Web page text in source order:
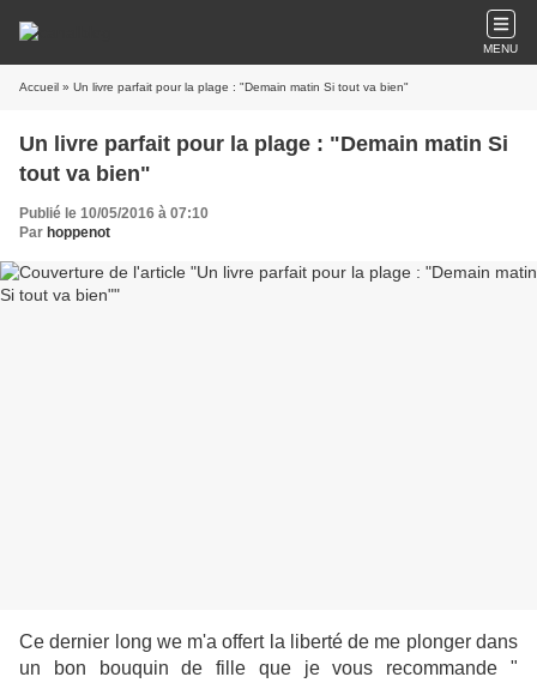
MENU
Accueil » Un livre parfait pour la plage : "Demain matin Si tout va bien"
Un livre parfait pour la plage : "Demain matin Si
tout va bien"
Publié le 10/05/2016 à 07:10
Par hoppenot
Ce dernier long we m'a offert la liberté de me plonger dans
un bon bouquin de fille que je vous recommande "